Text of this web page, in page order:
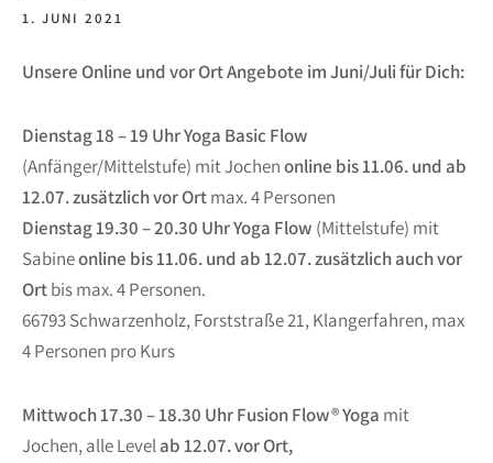
1. JUNI 2021
Unsere Online und vor Ort Angebote im Juni/Juli für Dich:
Dienstag 18 – 19 Uhr Yoga Basic Flow
(Anfänger/Mittelstufe) mit Jochenonline bis 11.06. und ab
12.07. zusätzlich vor Ortmax. 4 Personen
Dienstag 19.30 – 20.30 Uhr Yoga Flow (Mittelstufe) mit
Sabineonline bis 11.06. und ab 12.07. zusätzlich auch vor
Ortbis max. 4 Personen.
66793 Schwarzenholz, Forststraße 21, Klangerfahren, max
4 Personen pro Kurs
Mittwoch17.30 – 18.30 Uhr Fusion Flow® Yoga mit
Jochen, alle Levelab 12.07. vor Ort,